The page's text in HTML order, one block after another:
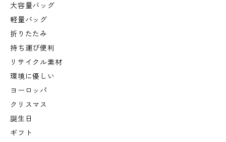
大容量バッグ
軽量バッグ
折りたたみ
持ち運び便利
リサイクル素材
環境に優しい
ヨーロッパ
クリスマス
誕生日
ギフト